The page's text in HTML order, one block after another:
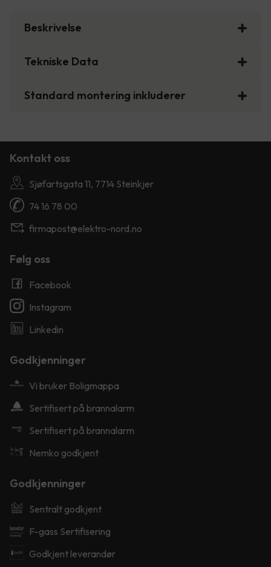
Beskrivelse
Tekniske Data
Standard montering inkluderer
Kontakt oss
Sjøfartsgata 11, 7714 Steinkjer
74 16 78 00
firmapost@elektro-nord.no
Følg oss
Facebook
Instagram
Linkedin
Godkjenninger
Vi bruker Boligmappa
Sertifisert på brannalarm
Sertifisert på brannalarm
Nemko godkjent
Godkjenninger
Sentralt godkjent
F-gass Sertifisering
Godkjent leverandør